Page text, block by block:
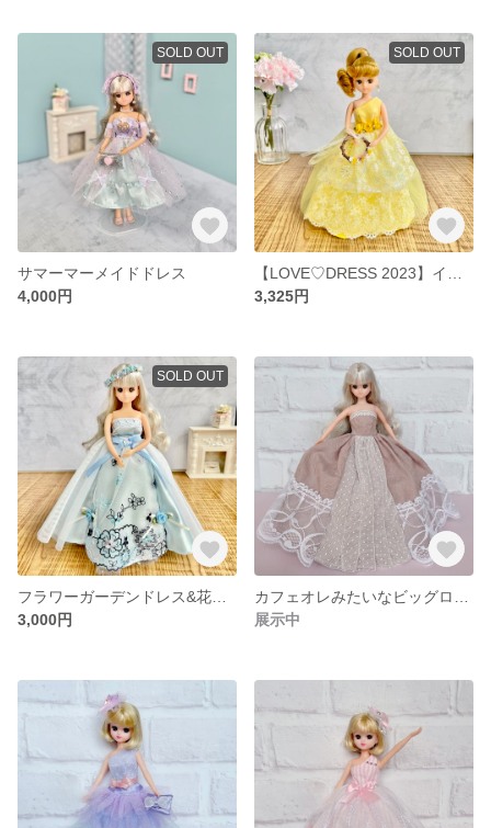
SOLD OUT
サマーマーメイドドレス
4,000円
SOLD OUT
3,325円
SOLD OUT
3,000円
展示中